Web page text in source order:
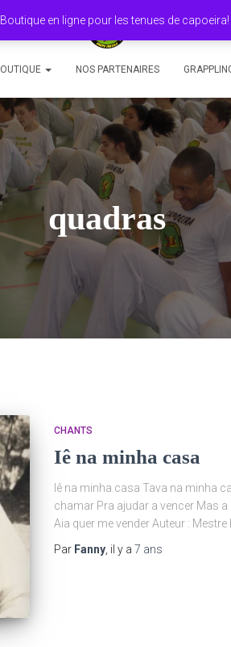
en ligne pour les tenues de capoeira!
NOS PARTENAIRES
quadras
CHANTS
Iê na minha casa
Iê na minha casa Tava na minha
chamar Pra ajudar a vencer Mas
Aia quer me vender Auteur :
Par Fanny, il y a 7 ans